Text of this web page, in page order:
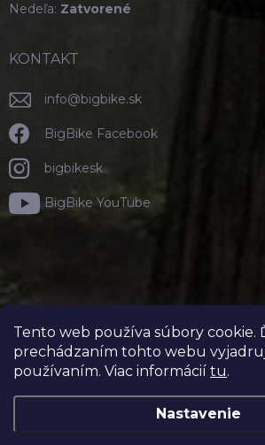
Tento web používa súbory cookie.
prechádzaním tohto webu
používaním. Viac informácií tu.
Nastavenie
Nedeľa: Zatvorené
KONTAKT
info@bigbike.sk
BigBike Facebook
bigbikesk
BigBike YouTube